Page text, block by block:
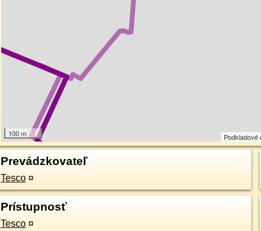
100 m
Prevádzkovateľ
Tesco ¤
Prístupnosť
Tesco ¤